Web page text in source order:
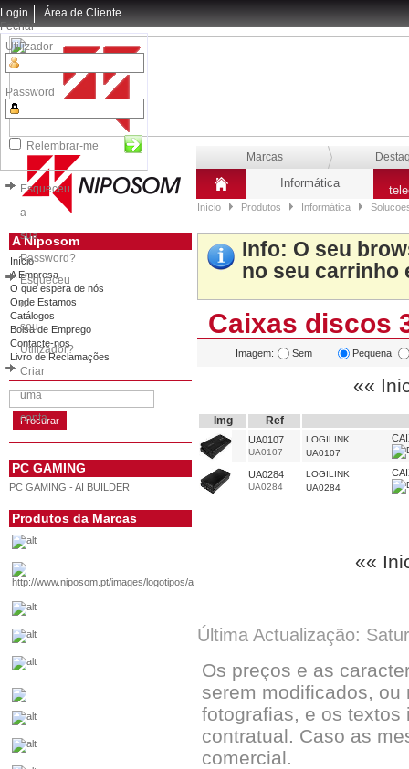
Login
Fechar
Utilizador
Password
Relembrar-me
Esqueceu
a
sua
Password?
Esqueceu
o
seu
Utilizador?
Criar
uma
conta
Área de Cliente
Marcas
Informática
Início Produtos Informática
A Niposom
Início
A Empresa
O que espera de nós
Onde Estamos
Catálogos
Bolsa de Emprego
Contacte-nos
Livro de Reclamações
PC GAMING
PC GAMING - AI BUILDER
Produtos da Marcas
Info: O seu
no seu carrinho
Caixas discos
Imagem: Sem Pequena
««
Img Ref
UA0107
UA0107
LOGILINK
UA0107
UA0284
UA0284
LOGILINK
UA0284
««
Última Actualização:
Os preços e as
serem modificados, ou
fotografias, e os
contratual. Caso as
comercial.